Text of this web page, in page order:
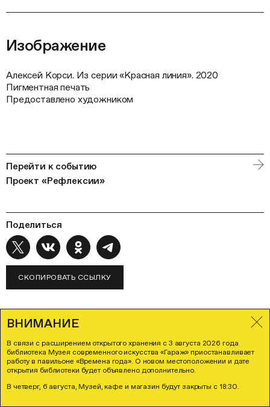
ВНИМАНИЕ
В связи с расширением открытого хранения с 3 августа 2026 года
библиотека Музея современного искусства «Гараж» приостанавливает
работу в павильоне «Времена года». О новом местоположении и дате
открытия библиотеки будет объявлено дополнительно.
В четверг, 6 августа, Музей, кафе и магазин будут закрыты с 18:30.
Изображение
Алексей Корси. Из серии «Красная линия». 2020
Пигментная печать
Предоставлено художником
Перейти к событию
Проект «Рефлексии»
Поделиться
СКОПИРОВАТЬ ССЫЛКУ
СПИСОК МАТЕРИАЛОВ